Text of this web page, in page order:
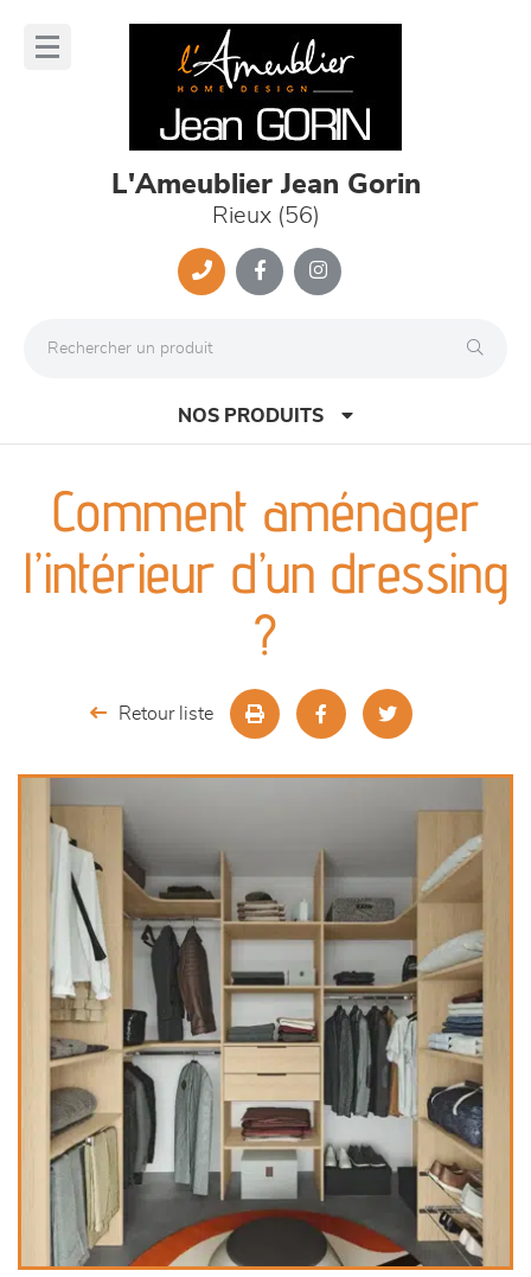
L'Ameublier Jean Gorin
Rieux (56)
NOS PRODUITS
canapés et fauteuils
séjours
chambres et dressing
literie
décoration
Comment aménager
l’intérieur d’un dressing
?
Retour liste